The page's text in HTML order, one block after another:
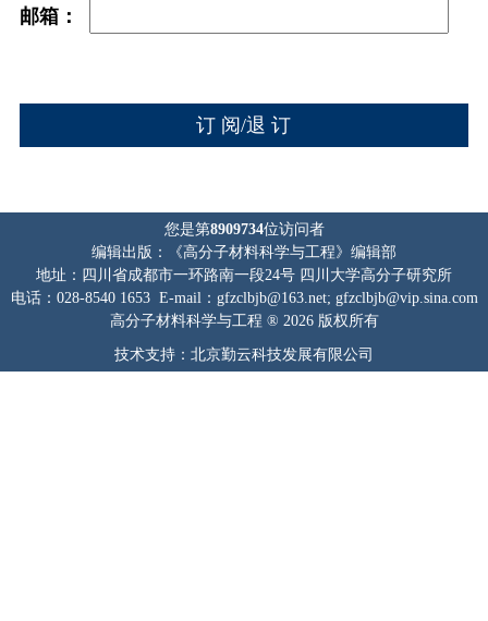
邮箱：
您是第8909734位访问者
编辑出版：《高分子材料科学与工程》编辑部
地址：四川省成都市一环路南一段24号 四川大学高分子研究所
电话：028-8540 1653 E-mail：gfzclbjb@163.net; gfzclbjb@vip.sina.com
高分子材料科学与工程 ® 2026 版权所有
技术支持：北京勤云科技发展有限公司